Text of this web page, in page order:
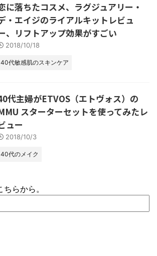
に落ちたコスメ、ラグジュアリー・
・エイジのライアルキットレビュ
、リフトアップ効果がすごい
2018/10/18
40代敏感肌のスキンケア
代主婦がETVOS（エトヴォス）の
スターターセットを使ってみたレ
ュー
2018/10/3
40代のメイク
ちらから。